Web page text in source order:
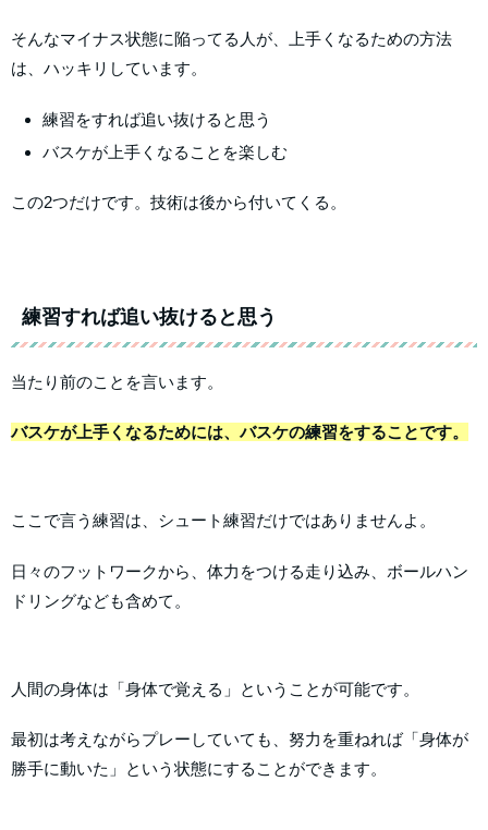
そんなマイナス状態に陥ってる人が、上手くなるための方法
は、ハッキリしています。
練習をすれば追い抜けると思う
バスケが上手くなることを楽しむ
この2つだけです。技術は後から付いてくる。
練習すれば追い抜けると思う
当たり前のことを言います。
バスケが上手くなるためには、バスケの練習をすることです。
ここで言う練習は、シュート練習だけではありませんよ。
日々のフットワークから、体力をつける走り込み、ボールハン
ドリングなども含めて。
人間の身体は「身体で覚える」ということが可能です。
最初は考えながらプレーしていても、努力を重ねれば「身体が
勝手に動いた」という状態にすることができます。